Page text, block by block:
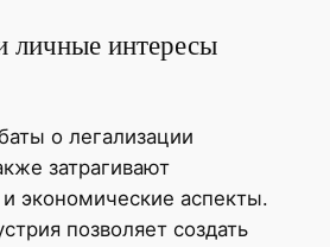
личные интересы
о легализации
затрагивают
экономические аспекты.
позволяет создать